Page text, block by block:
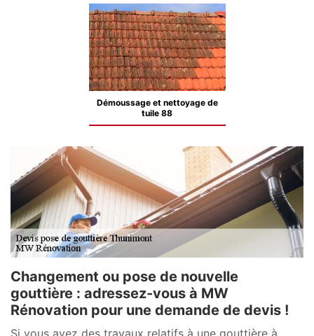
Démoussage et nettoyage de
tuile 88
Changement ou pose de nouvelle
gouttière : adressez-vous à MW
Rénovation pour une demande de devis !
Si vous avez des travaux relatifs à une gouttière à